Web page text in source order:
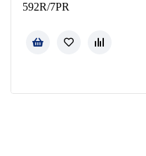
592R/7PR